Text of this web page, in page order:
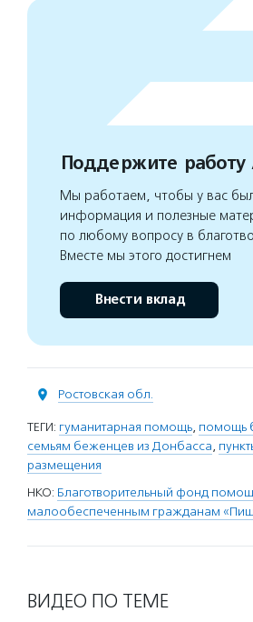
Поддержите
Мы работаем, чтобы у вас
информация и полезные
по любому вопросу в
Вместе мы этого достигнем
Внести вклад
Ростовская обл.
ТЕГИ: гуманитарная помощь, помощь
семьям беженцев из Донбасса,
размещения
НКО: Благотворительный фонд
малообеспеченным гражданам
ВИДЕО ПО ТЕМЕ